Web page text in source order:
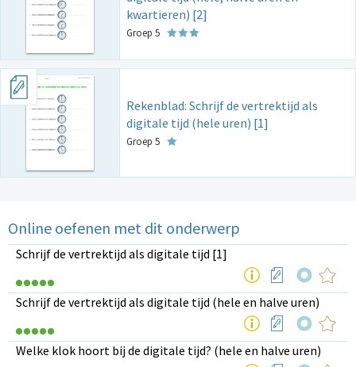
kwartieren) [2]
Groep 5
Rekenblad: Schrijf de vertrektijd als
digitale tijd (hele uren) [1]
Groep 5
Online oefenen met dit onderwerp
Schrijf de vertrektijd als digitale tijd [1]
Schrijf de vertrektijd als digitale tijd (hele en halve uren)
Welke klok hoort bij de digitale tijd? (hele en halve uren)